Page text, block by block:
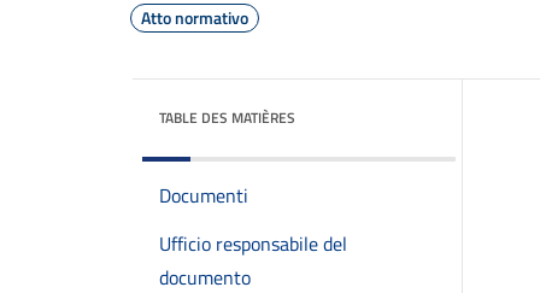
Atto normativo
TABLE DES MATIÈRES
Documenti
Ufficio responsabile del
documento